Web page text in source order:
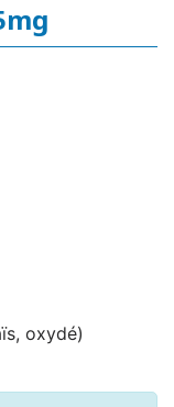
oxydé)